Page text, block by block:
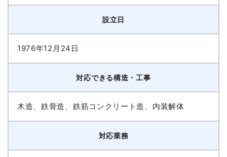
設立日
1976年12月24日
対応できる構造・工事
木造、鉄骨造、鉄筋コンクリート造、内装解体
対応業務